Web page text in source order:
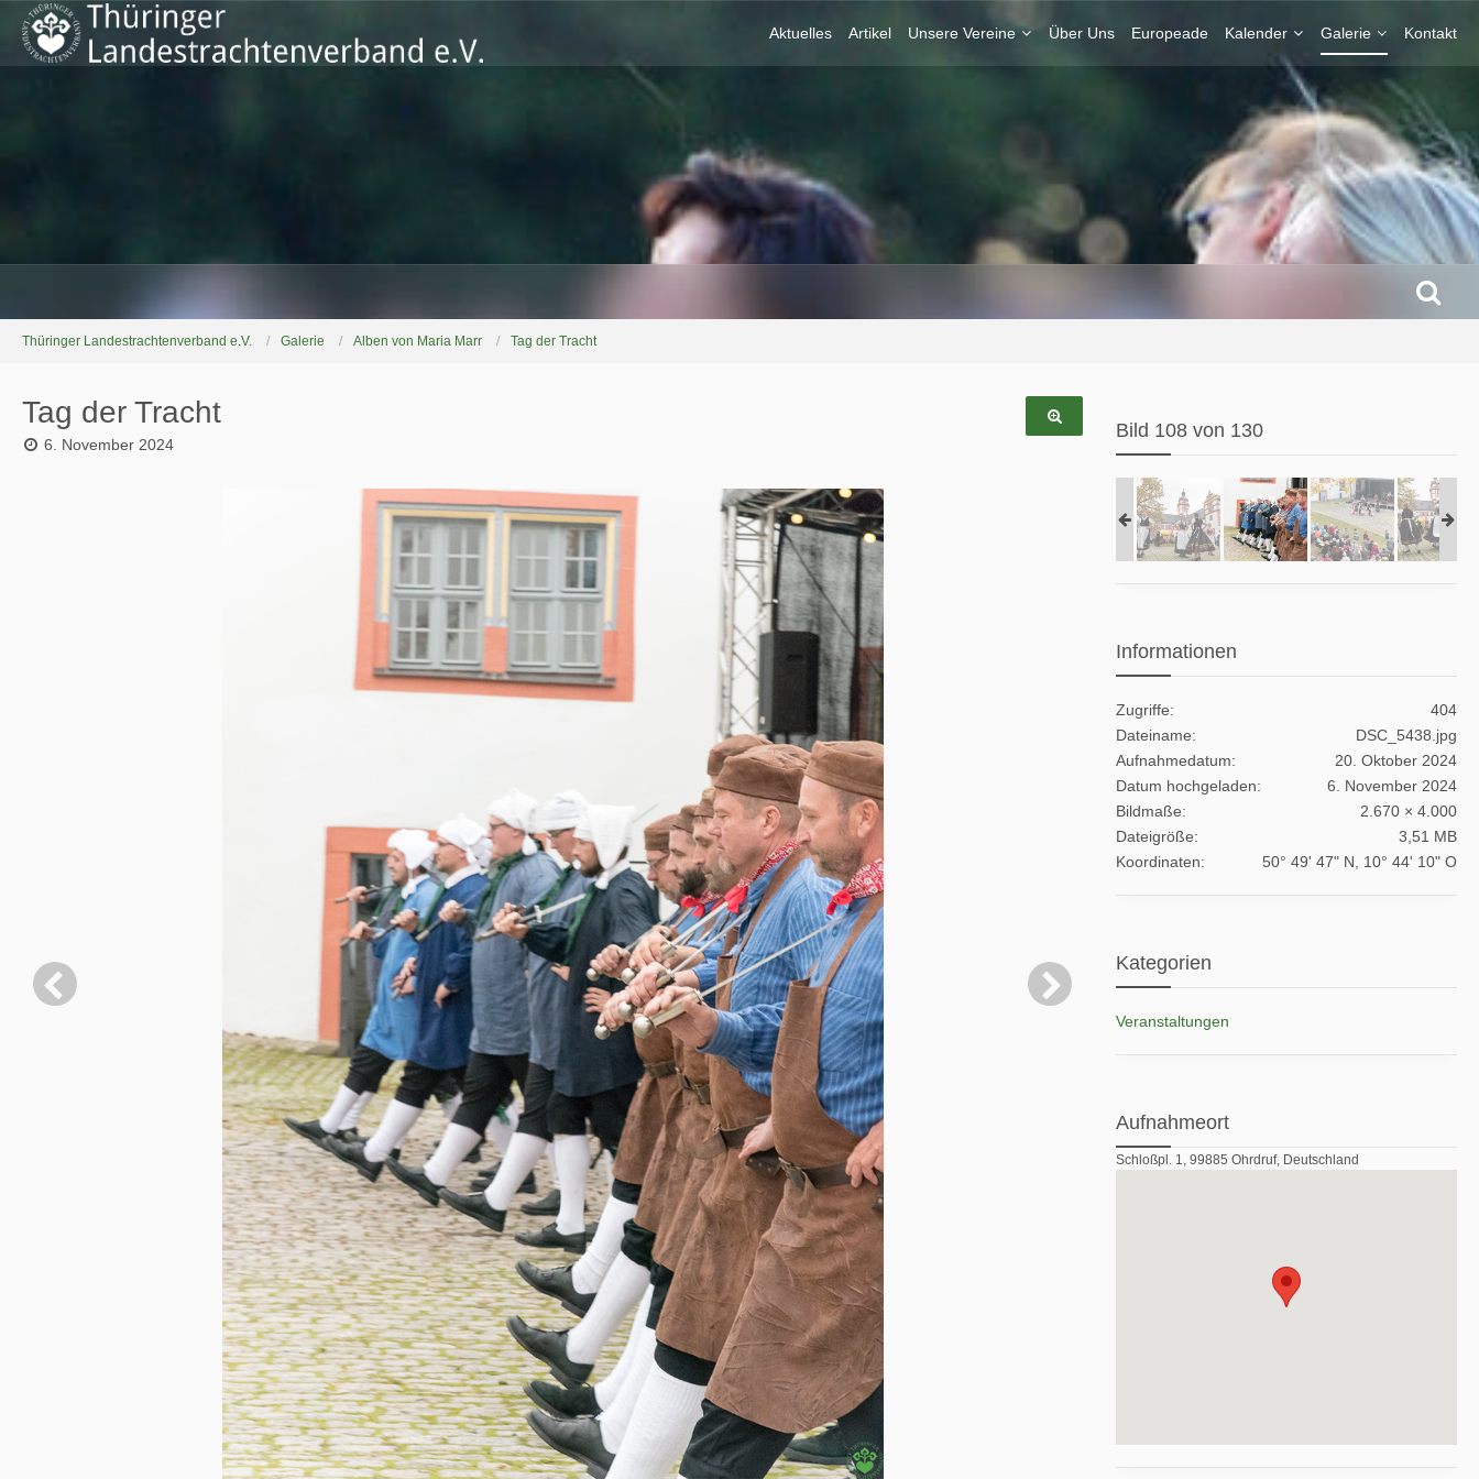
Aktuelles Artikel Unsere Vereine Über Uns Europeade Kalender Galerie Kontakt
Thüringer Landestrachtenverband e.V. Galerie Alben von Maria Marr Tag der Tracht
Tag der Tracht
6. November 2024
Bild 108 von 130
Informationen
Zugriffe
404
Dateiname
DSC_5438.jpg
Aufnahmedatum
20. Oktober 2024
Datum hochgeladen
6. November 2024
Bildmaße
2.670 × 4.000
Dateigröße
3,51 MB
Koordinaten
50° 49' 47" N, 10° 44' 10" O
Kategorien
Veranstaltungen
Aufnahmeort
Schloßpl. 1, 99885 Ohrdruf, Deutschland